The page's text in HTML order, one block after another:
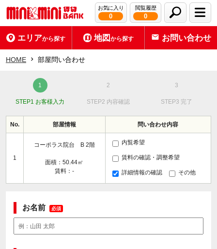
お気に入り
0
閲覧履歴
0
エリアから探す 地図から探す お問い合わせ
HOME 部屋問い合わせ
STEP1 お客様入力 STEP2 内容確認 STEP3 完了
No. 部屋情報 問い合わせ内容
1
コーポラス院台 B 2階
面積：50.44㎡
賃料：-
内覧希望
賃料の確認・調整希望
詳細情報の確認 その他
お名前 必須